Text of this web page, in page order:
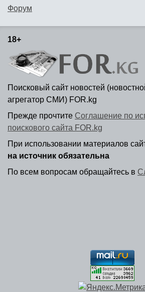
Форум
18+
Поисковый сайт новостей
агрегатор СМИ) FOR.kg
Прежде прочтите Соглашение по
поискового сайта FOR.kg
При использовании материалов
на источник обязательна
По всем вопросам обращайтесь в